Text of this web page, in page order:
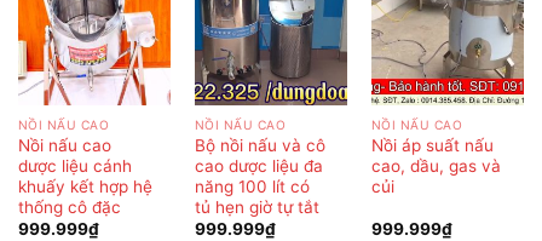
NỒI NẤU CAO
Nồi nấu cao
dược liệu cánh
khuấy kết hợp hệ
thống cô đặc
999.999₫
NỒI NẤU CAO
Bộ nồi nấu và cô
cao dược liệu đa
năng 100 lít có
tủ hẹn giờ tự tắt
999.999₫
NỒI NẤU CAO
Nồi áp suất nấu
cao, dầu, gas và
củi
999.999₫